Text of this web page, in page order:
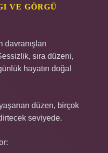
VE GÖRGÜ
sıra düzeni,
hayatın doğal
düzen, birçok
seviyede.